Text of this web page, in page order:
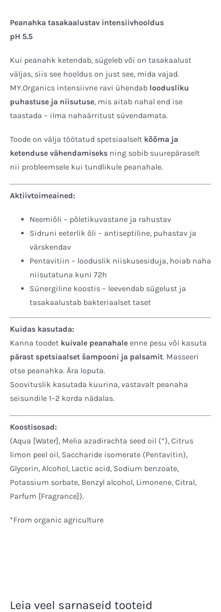
Peanahka tasakaalustav intensiivhooldus
pH 5.5
Kui peanahk ketendab, sügeleb või on tasakaalust
väljas, siis see hooldus on just see, mida vajad.
MY.Organics intensiivne ravi ühendab loodusliku
puhastuse ja niisutuse, mis aitab nahal end ise
taastada – ilma nahaärritust süvendamata.
Toode on välja töötatud spetsiaalselt kõõma ja
ketenduse vähendamiseksning sobib suurepäraselt
nii probleemsele kui tundlikule peanahale.
Aktiivtoimeained:
Neemiõli – põletikuvastane ja rahustav
Sidruni eeterlik õli – antiseptiline, puhastav ja
värskendav
Pentavitiin – looduslik niiskusesiduja, hoiab naha
niisutatuna kuni 72h
Sünergiline koostis – leevendab sügelust ja
tasakaalustab bakteriaalset taset
Kuidas kasutada:
Kanna toodet kuivale peanahaleenne pesu või kasuta
pärast spetsiaalset šampooni ja palsamit. Masseeri
otse peanahka. Ära loputa.
Soovituslik kasutada kuurina, vastavalt peanaha
seisundile 1–2 korda nädalas.
Koostisosad:
(Aqua [Water], Melia azadirachta seed oil (*), Citrus
limon peel oil, Saccharide isomerate (Pentavitin),
Glycerin, Alcohol, Lactic acid, Sodium benzoate,
Potassium sorbate, Benzyl alcohol, Limonene, Citral,
Parfum [Fragrance]).
*From organic agriculture
Leia veel sarnaseid tooteid